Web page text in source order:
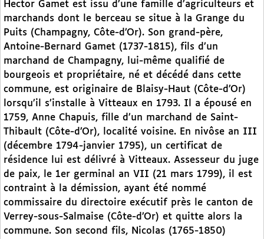
Hector Gamet est issu d’une famille d’agriculteurs et
marchands dont le berceau se situe à la Grange du
Puits (Champagny, Côte-d’Or). Son grand-père,
Antoine-Bernard Gamet (1737-1815), fils d’un
marchand de Champagny, lui-même qualifié de
bourgeois et propriétaire, né et décédé dans cette
commune, est originaire de Blaisy-Haut (Côte-d’Or)
lorsqu’il s’installe à Vitteaux en 1793. Il a épousé en
1759, Anne Chapuis, fille d’un marchand de Saint-
Thibault (Côte-d’Or), localité voisine. En nivôse an III
(décembre 1794-janvier 1795), un certificat de
résidence lui est délivré à Vitteaux. Assesseur du juge
de paix, le 1er germinal an VII (21 mars 1799), il est
contraint à la démission, ayant été nommé
commissaire du directoire exécutif près le canton de
Verrey-sous-Salmaise (Côte-d’Or) et quitte alors la
commune. Son second fils, Nicolas (1765-1850)